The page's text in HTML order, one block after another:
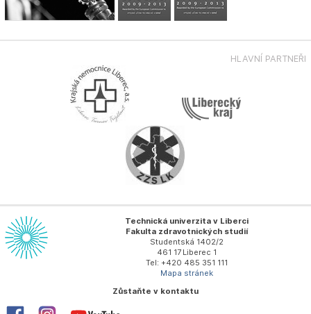
HLAVNÍ PARTNEŘI
Technická univerzita v Liberci
Fakulta zdravotnických studií
Studentská 1402/2
461 17 Liberec 1
Tel: +420 485 351 111
Mapa stránek
Zůstaňte v kontaktu